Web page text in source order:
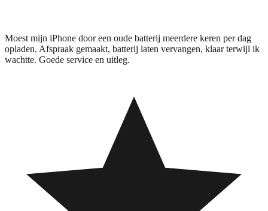
Moest mijn iPhone door een oude batterij meerdere keren per dag
opladen. Afspraak gemaakt, batterij laten vervangen, klaar terwijl ik
wachtte. Goede service en uitleg.